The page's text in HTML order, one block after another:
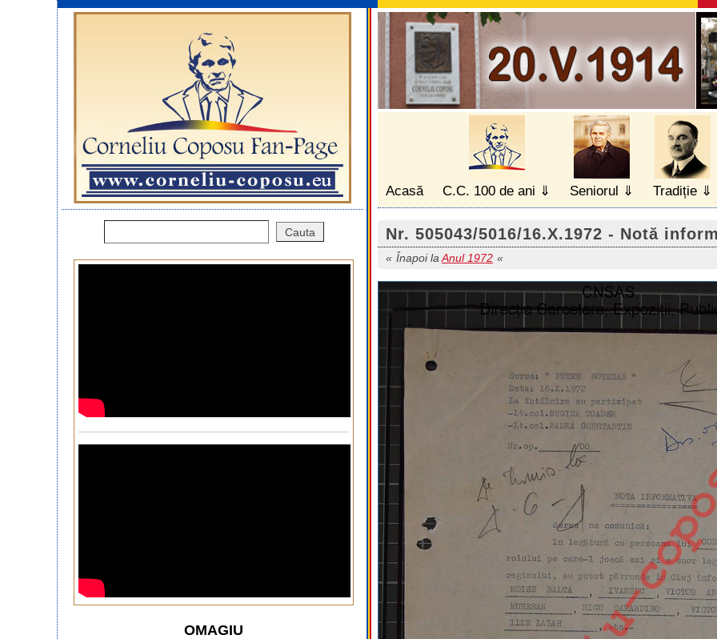
Acasă C.C. 100 de ani Seniorul Tradiție
Nr. 505043/5016/16.X.1972 - Notă
Înapoi la Anul 1972
OMAGIU